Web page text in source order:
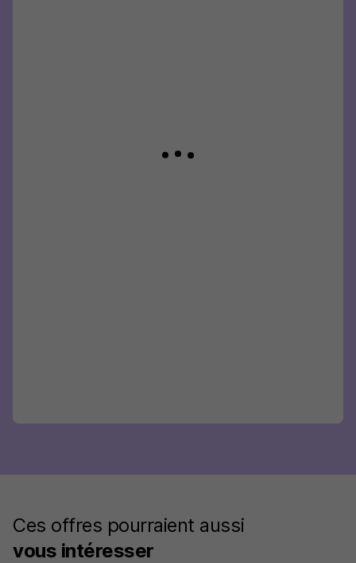
Ces offres pourraient aussi
vous intéresser